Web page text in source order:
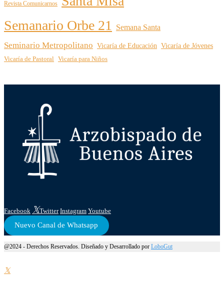
Revista Comunicarnos
Semanario Orbe 21 Semana Santa
Seminario Metropolitano Vicaría de Educación Vicaría de Jóvenes
Vicaría de Pastoral Vicaría para Niños
Facebook Twitter Instagram Youtube
Nuevo Canal de Whatsapp
@2024 - Derechos Reservados. Diseñado y Desarrollado por LoboGut